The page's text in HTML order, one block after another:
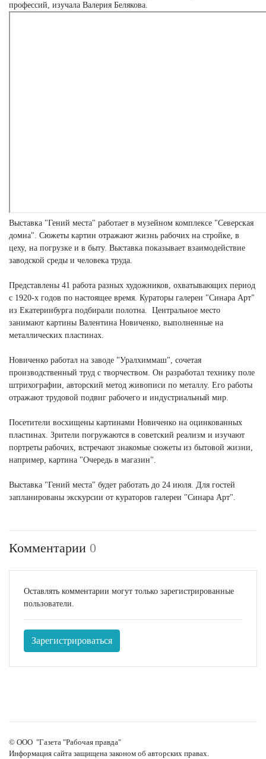
профессий, изучала Валерия Белякова.
Выставка "Гений места" работает в музейном комплексе "Северская
домна". Сюжеты картин отражают жизнь рабочих на стройке, в
цеху, на погрузке и в быту. Выставка показывает взаимодействие
заводской среды и человека труда.
Представлены 41 работа разных художников, охватывающих период
с 1920-х годов по настоящее время. Кураторы галереи "Синара Арт"
из Екатеринбурга подбирали полотна. Центральное место
занимают картины Валентина Новиченко, выполненные на
металлических пластинах.
Новиченко работал на заводе "Уралхиммаш", сочетая
производственный труд с творчеством. Он разработал технику поле
штрихографии, авторский метод живописи по металлу. Его работы
отражают трудовой подвиг рабочего и индустриальный мир.
Посетители восхищены картинами Новиченко на оцинкованных
пластинах. Зрители погружаются в советский реализм и изучают
портреты рабочих, встречают знакомые сюжеты из бытовой жизни,
например, картина "Очередь в магазин".
Выставка "Гений места" будет работать до 24 июля. Для гостей
запланированы экскурсии от кураторов галереи "Синара Арт".
Комментарии 0
Оставлять комментарии могут только зарегистрированные
пользователи.
Зарегистрироваться
© ООО "Газета "Рабочая правда"
Информация сайта защищена законом об авторских правах.